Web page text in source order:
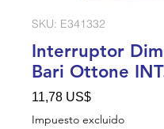
SKU: E341332
Interruptor
Bari Ottone
11,78 US$Precio
Impuesto excluido